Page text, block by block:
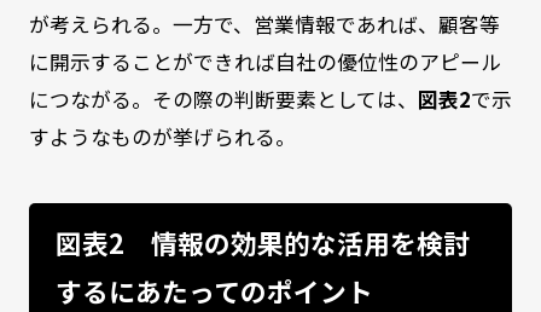
が考えられる。一方で、営業情報であれば、顧客等
に開示することができれば自社の優位性のアピール
につながる。その際の判断要素としては、 図表2で示
すようなものが挙げられる。
図表2 情報の効果的な活用を検討
するにあたってのポイント